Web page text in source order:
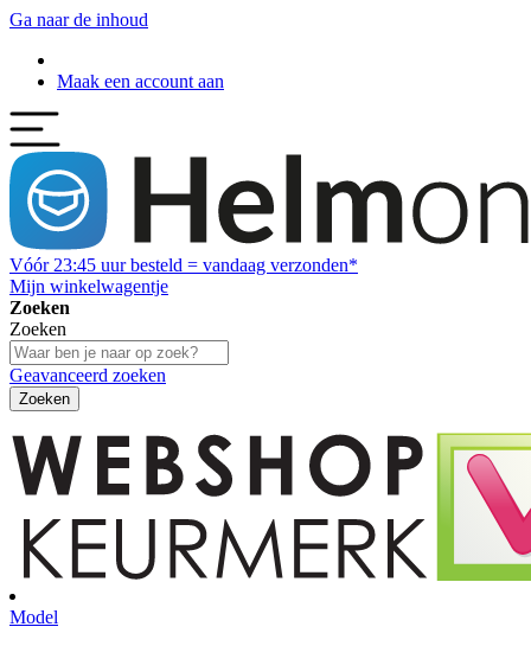
Ga naar de inhoud
Maak een account aan
Vóór 23:45 uur besteld = vandaag verzonden*
Mijn winkelwagentje
Zoeken
Zoeken
Geavanceerd zoeken
Zoeken
Model